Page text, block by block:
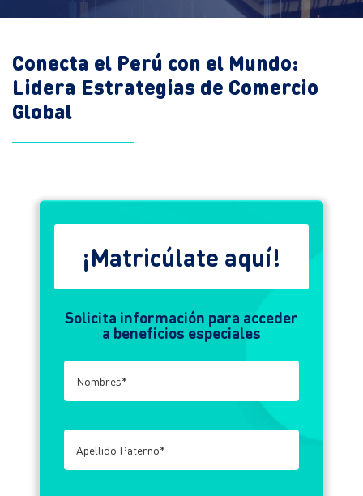
Trabaja con nosotros
Blog
Colegios
Libro de reclamaciones
Capacitaciones a Empresas
Empleabilidad
Conecta el Perú con el Mundo:
Lidera Estrategias de Comercio
Global
¡Matricúlate aquí!
Solicita información para acceder
a beneficios especiales